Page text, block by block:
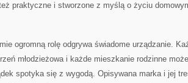
praktyczne i stworzone z myślą o życiu
ogromną rolę odgrywa świadome urządzanie.
młodzieżowa i każde mieszkanie rodzinne
spotyka się z wygodą. Opisywana marka i jej